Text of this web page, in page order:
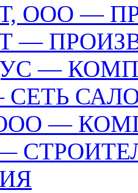
ООО —
—
—
СЕТЬ
—